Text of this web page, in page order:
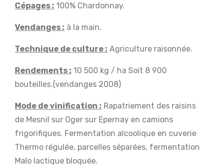
Cépages : 100% Chardonnay.
Vendanges : à la main.
Technique de culture : Agriculture raisonnée.
Rendements : 10 500 kg / ha Soit 8 900
bouteilles.(vendanges 2008)
Mode de vinification : Rapatriement des raisins
de Mesnil sur Oger sur Epernay en camions
frigorifiques. Fermentation alcoolique en cuverie
Thermo régulée, parcelles séparées, fermentation
Malo lactique bloquée.